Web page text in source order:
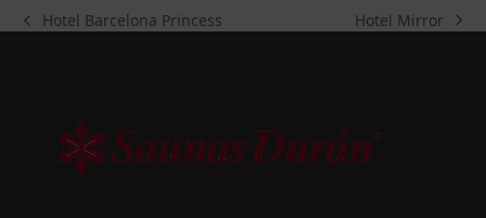
previous
Hotel Barcelona Princess
next
Hotel Mirror